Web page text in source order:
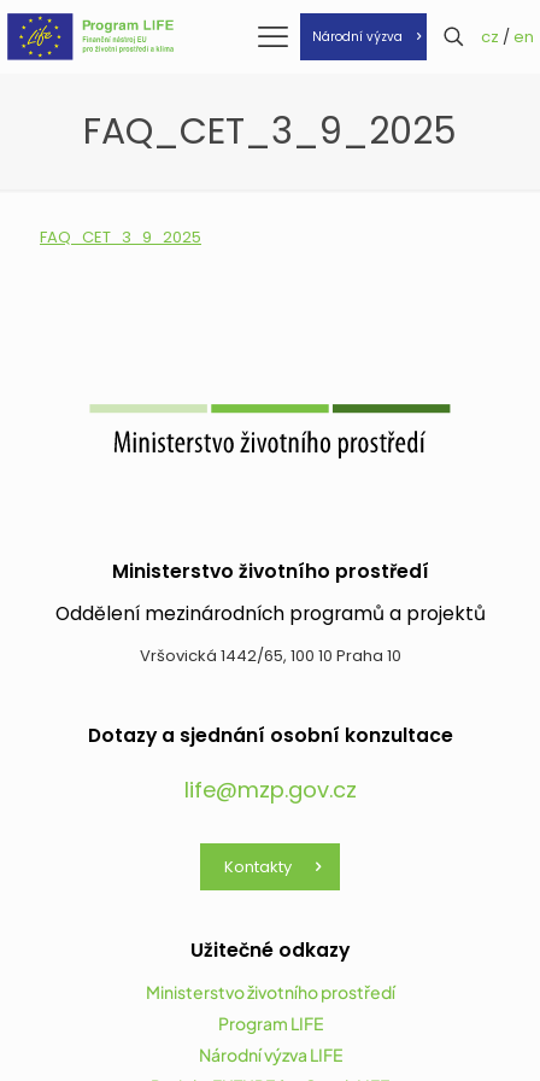
Národní výzva cz / en
FAQ_CET_3_9_2025
FAQ_CET_3_9_2025
Ministerstvo životního prostředí
Oddělení mezinárodních programů a projektů
Vršovická 1442/65, 100 10 Praha 10
Dotazy a sjednání osobní konzultace
life@mzp.gov.cz
Kontakty
Užitečné odkazy
Ministerstvo životního prostředí
Program LIFE
Národní výzva LIFE